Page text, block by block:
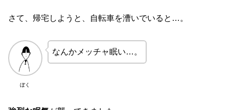
さて、帰宅しようと、自転車を漕いでいると…。
ぼく
なんかメッチャ眠い…。